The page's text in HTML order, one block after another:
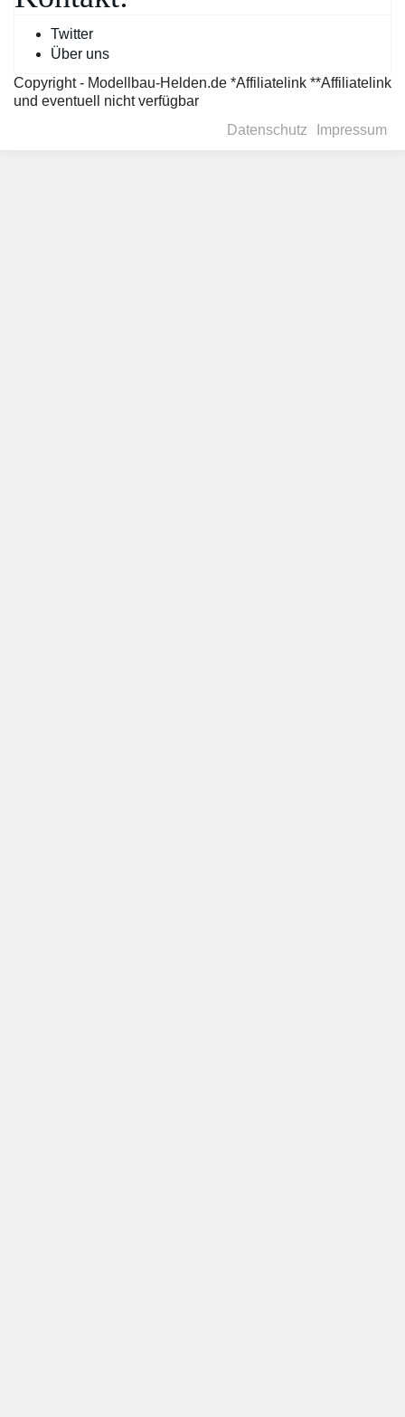
Twitter
Über uns
Copyright - Modellbau-Helden.de *Affiliatelink **Affiliatelink
und eventuell nicht verfügbar
Datenschutz
Impressum